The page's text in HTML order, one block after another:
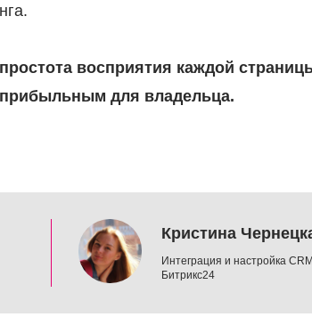
восприятия каждой
для владельца.
Кристина
Интеграция и настройка CRM
Битрикс24